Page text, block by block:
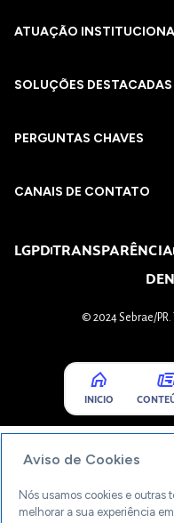
ATUAÇÃO
SOLUÇÕES DESTACADAS
PERGUNTAS CHAVES​
CANAIS DE CONTATO
LGPDTRANSPARÊNCIA
© 2024 Sebrae/
INICIO
Aviso de Cookies
Nós usamos cookies e outras
melhorar a sua experiência